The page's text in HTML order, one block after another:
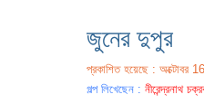
জুনের দুপুর
প্রকাশিত হয়েছে : অক্টোবর
গল্প লিখেছেন : নীরেন্দ্রনাথ